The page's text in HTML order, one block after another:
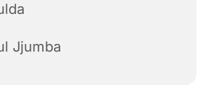
Jjumba